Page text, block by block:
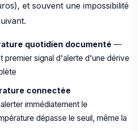
et souvent une impossibilité
quotidien documenté —
premier signal d'alerte d'une dérive
connectée
immédiatement le
dépasse le seuil, même la